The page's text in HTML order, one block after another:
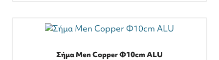
Σήμα Men Copper Φ10cm ALU